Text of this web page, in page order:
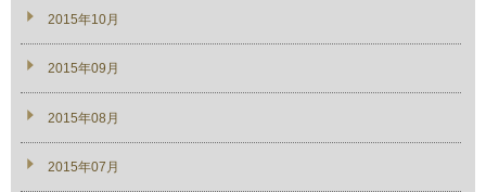
2015年10月
2015年09月
2015年08月
2015年07月